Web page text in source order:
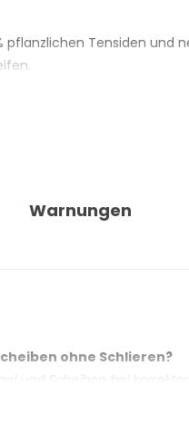
Tensiden und
und Büro. Ohne
Warnungen
ohne Schlieren?
und Scheiben bei korrekter
bis alle Rückstände